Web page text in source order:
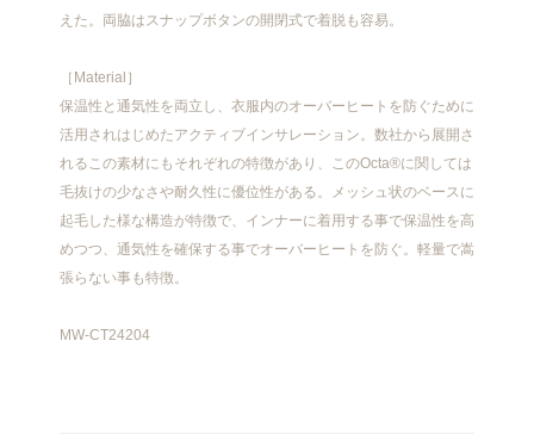
えた。両脇はスナップボタンの開閉式で着脱も容易。
［Material］
保温性と通気性を両立し、衣服内のオーバーヒートを防ぐために
活用されはじめたアクティブインサレーション。数社から展開さ
れるこの素材にもそれぞれの特徴があり、このOcta®に関しては
毛抜けの少なさや耐久性に優位性がある。メッシュ状のベースに
起毛した様な構造が特徴で、インナーに着用する事で保温性を高
めつつ、通気性を確保する事でオーバーヒートを防ぐ。軽量で嵩
張らない事も特徴。
MW-CT24204